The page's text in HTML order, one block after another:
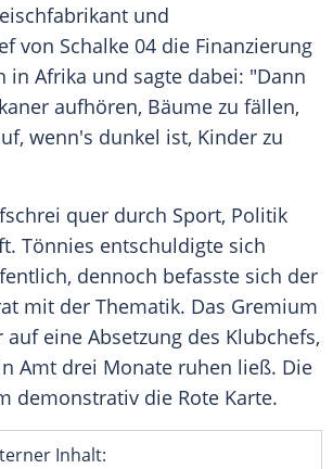
und
von Schalke 04 die Finanzierung
in Afrika und sagte dabei: "Dann
aufhören, Bäume zu fällen,
wenn's dunkel ist, Kinder zu
quer durch Sport, Politik
Tönnies entschuldigte sich
dennoch befasste sich der
mit der Thematik. Das Gremium
eine Absetzung des Klubchefs,
Amt drei Monate ruhen ließ. Die
demonstrativ die Rote Karte.
Inhalt: